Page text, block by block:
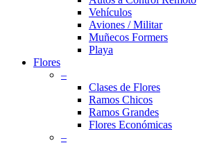
Vehículos
Aviones / Militar
Muñecos Formers
Playa
Flores
–
Clases de Flores
Ramos Chicos
Ramos Grandes
Flores Económicas
–